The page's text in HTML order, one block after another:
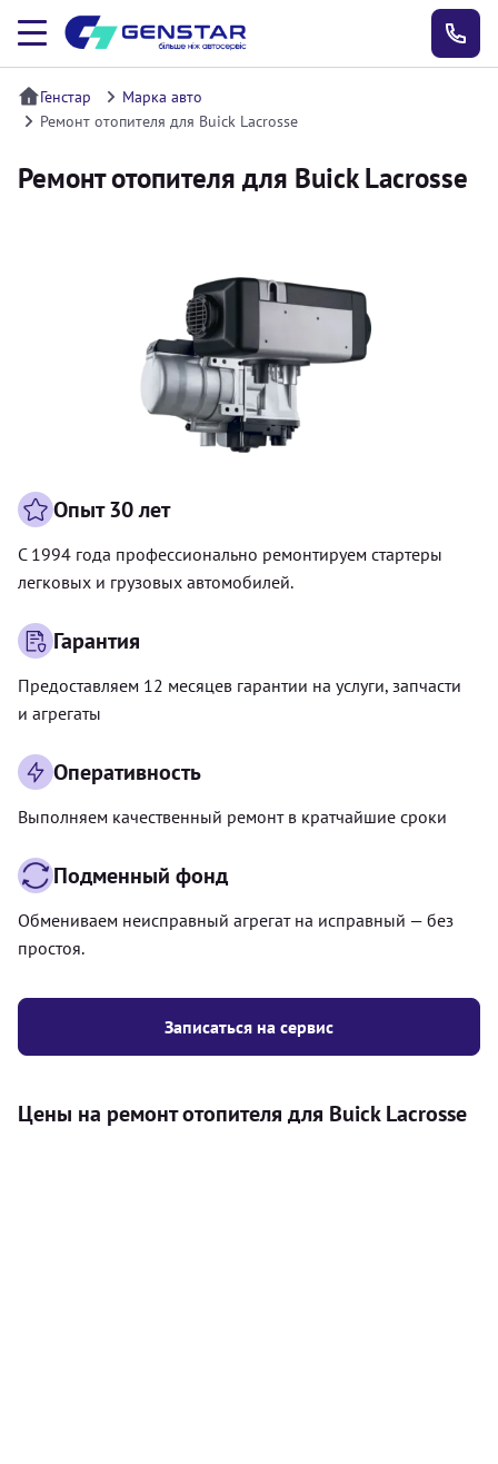
Генстар
Марка авто
Ремонт отопителя для Buick Lacrosse
Ремонт отопителя для Buick Lacrosse
Записаться на сервис
Опыт 30 лет
С 1994 года профессионально ремонтируем стартеры
легковых и грузовых автомобилей.
Гарантия
Предоставляем 12 месяцев гарантии на услуги, запчасти
и агрегаты
Оперативность
Выполняем качественный ремонт в кратчайшие сроки
Подменный фонд
Обмениваем неисправный агрегат на исправный — без
простоя.
Цены на ремонт отопителя для Buick Lacrosse